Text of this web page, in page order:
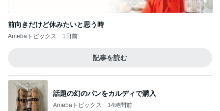
前向きだけど休みたいと思う時
Amebaトピックス 1日前
記事を読む
話題の幻のパンをカルディで購入
Amebaトピックス 14時間前